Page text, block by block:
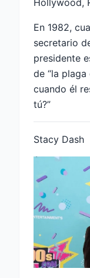
En 1982,
secretario
presidente
de “la plaga
cuando él
tú?”
Stacy Dash